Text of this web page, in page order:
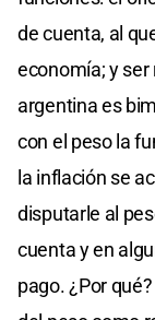
de cuenta, al
economía; y
argentina es
con el peso la
la inflación se
disputarle al
cuenta y en
pago. ¿Por